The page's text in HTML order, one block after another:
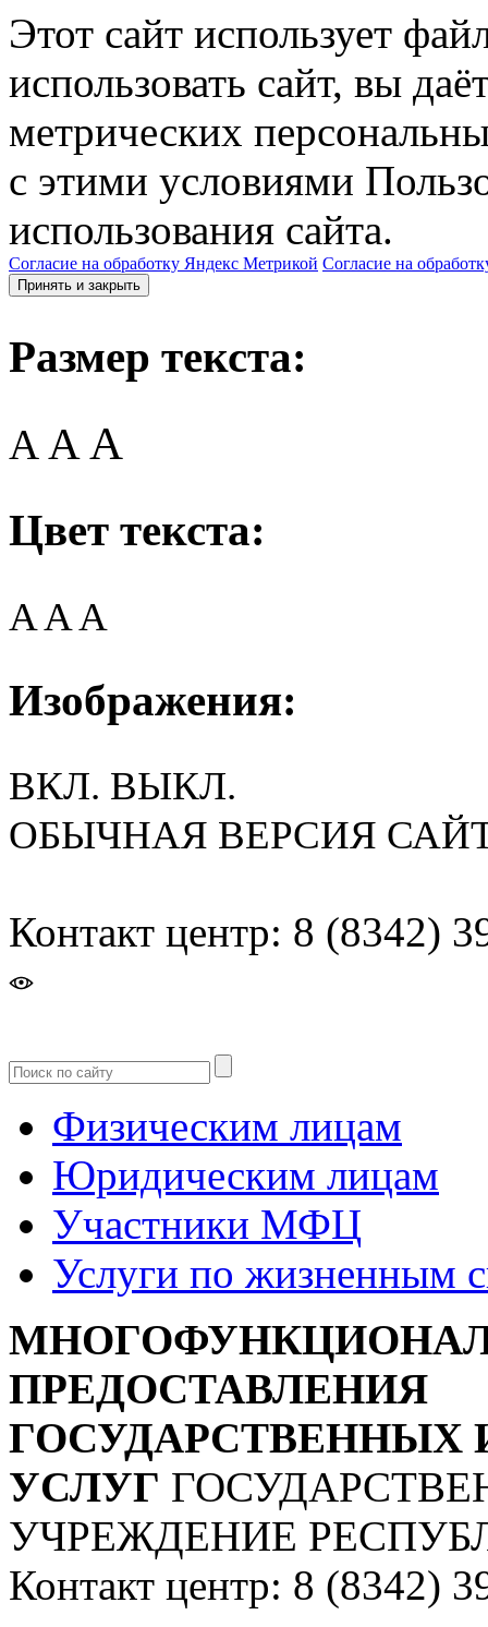
Этот сайт использует
использовать сайт, вы
метрических
с этими условиями
использования сайта.
Согласие на обработку Яндекс Метрикой Согласие на
Принять и закрыть
Размер текста:
A AA
Цвет текста:
AAA
Изображения:
ВКЛ. ВЫКЛ.
ОБЫЧНАЯ ВЕРСИЯ
Контакт центр: 8 (8342)
Физическим лицам
Юридическим лицам
Участники МФЦ
Услуги по жизненным
ПРЕДОСТАВЛЕНИЯ
УСЛУГ
УЧРЕЖДЕНИЕ
Контакт центр: 8 (8342)